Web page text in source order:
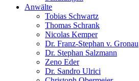
Anwälte
Tobias Schwartz
Thomas Schrank
Nicolas Kemper
Dr. Franz-Stephan v. Gronau
Dr. Stephan Salzmann
Zeno Eder
Dr. Sandro Ulrici